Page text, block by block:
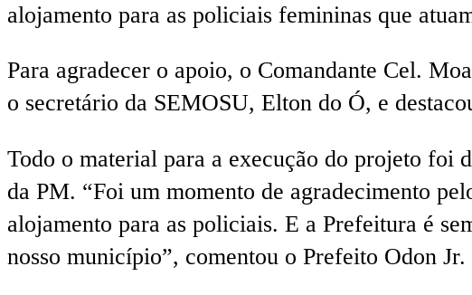
alojamento para as policiais femininas que
Para agradecer o apoio, o Comandante Cel.
o secretário da SEMOSU, Elton do Ó, e
Todo o material para a execução do projeto foi
da PM. “Foi um momento de agradecimento
alojamento para as policiais. E a Prefeitura é
nosso município”, comentou o Prefeito Odon Jr.